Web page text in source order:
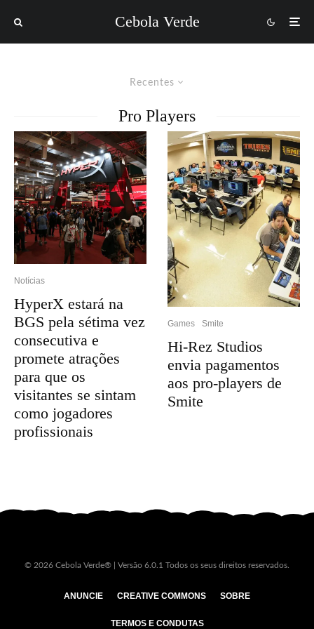
Cebola Verde
Recentes
Pro Players
Notícias
HyperX estará na
BGS pela sétima vez
consecutiva e
promete atrações
para que os
visitantes se sintam
como jogadores
profissionais
Games Smite
Hi-Rez Studios
envia pagamentos
aos pro-players de
Smite
© 2026 Cebola Verde® | Versão 6.0.1 Todos os seus direitos reservados.
ANUNCIE CREATIVE COMMONS SOBRE
TERMOS E CONDUTAS